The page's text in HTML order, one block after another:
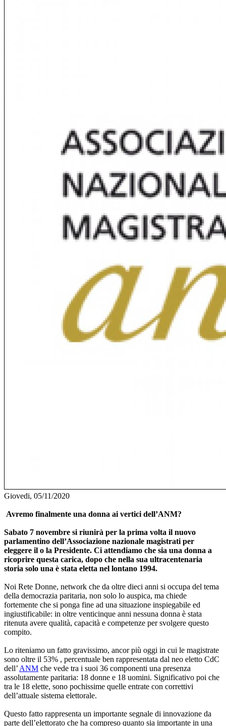
Giovedi, 05/11/2020
Avremo finalmente una donna ai vertici dell’ANM?
Sabato 7 novembre si riunirà per la prima volta il nuovo
parlamentino dell’Associazione nazionale magistrati per
eleggere il o la Presidente. Ci attendiamo che sia una donna a
ricoprire questa carica, dopo che nella sua ultracentenaria
storia solo una è stata eletta nel lontano 1994.
Noi Rete Donne, network che da oltre dieci anni si occupa del tema
della democrazia paritaria, non solo lo auspica, ma chiede
fortemente che si ponga fine ad una situazione inspiegabile ed
ingiustificabile: in oltre venticinque anni nessuna donna è stata
ritenuta avere qualità, capacità e competenze per svolgere questo
compito.
Lo riteniamo un fatto gravissimo, ancor più oggi in cui le magistrate
sono oltre il 53% , percentuale ben rappresentata dal neo eletto CdC
dell’ANM che vede tra i suoi 36 componenti una presenza
assolutamente paritaria: 18 donne e 18 uomini. Significativo poi che
tra le 18 elette, sono pochissime quelle entrate con correttivi
dell’attuale sistema elettorale.
Questo fatto rappresenta un importante segnale di innovazione da
parte dell’elettorato che ha compreso quanto sia importante in una